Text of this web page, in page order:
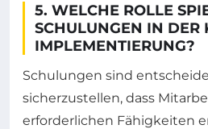
5. WELCHE ROLLE
SCHULUNGEN IN DER
IMPLEMENTIERUNG?
Schulungen sind
sicherzustellen, dass
erforderlichen Fähigkeiten